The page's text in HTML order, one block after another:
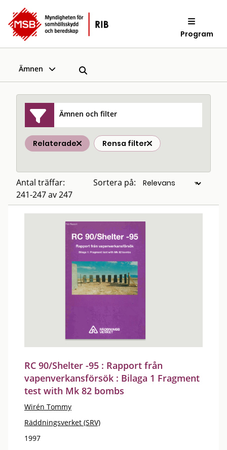
Program
Ämnen
Ämnen och filter
Relaterade Rensa filter
Antal träffar:
241-247 av 247
Sortera på:
RC 90/Shelter -95 : Rapport från
vapenverkansförsök : Bilaga 1 Fragment
test with Mk 82 bombs
Wirén Tommy
Räddningsverket (SRV)
1997